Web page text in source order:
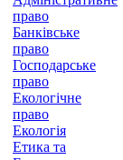
право
Банківське
право
Господарське
право
Екологічне
право
Екологія
Етика та